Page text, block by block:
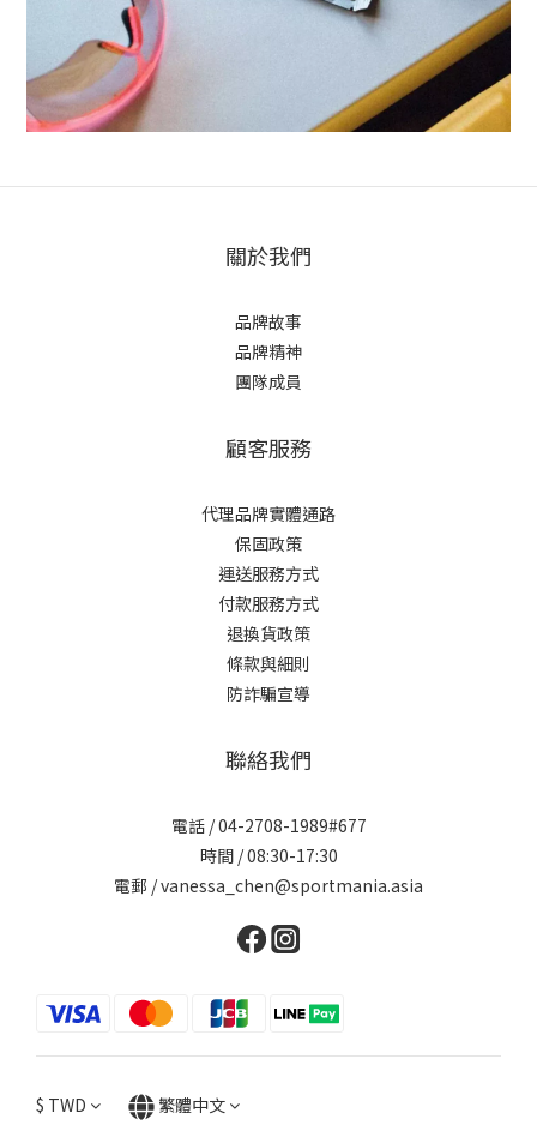
關於我們
品牌故事
品牌精神
團隊成員
顧客服務
代理品牌實體通路
保固政策
運送服務方式
付款服務方式
退換貨政策
條款與細則
防詐騙宣導
聯絡我們
電話 / 04-2708-1989#677
時間 / 08:30-17:30
電郵 / vanessa_chen@sportmania.asia
$ TWD 繁體中文